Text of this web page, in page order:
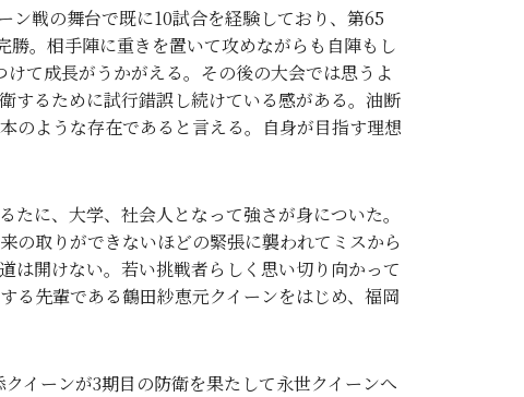
ン戦の舞台で既に10試合を経験しており、第65
。相手陣に重きを置いて攻めながらも自陣もし
て成長がうかがえる。その後の大会では思うよ
するために試行錯誤し続けている感がある。油断
のような存在であると言える。自身が目指す理想
に、大学、社会人となって強さが身についた。
の取りができないほどの緊張に襲われてミスから
は開けない。若い挑戦者らしく思い切り向かって
る先輩である鶴田紗恵元クイーンをはじめ、福岡
イーンが3期目の防衛を果たして永世クイーンへ